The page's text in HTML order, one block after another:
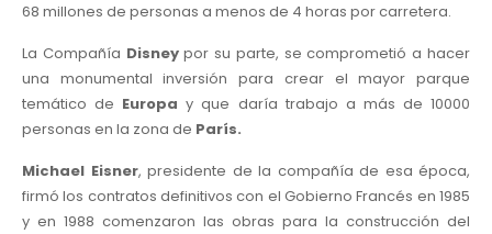
68 millones de personas a menos de 4 horas por carretera.
La Compañía Disneypor su parte, se comprometió a hacer
una monumental inversión para crear el mayor parque
temático de Europa y que daría trabajo a más de 10000
personas en la zona de París.
Michael Eisner, presidente de la compañía de esa época,
firmó los contratos definitivos con el Gobierno Francés en 1985
y en 1988 comenzaron las obras para la construcción del